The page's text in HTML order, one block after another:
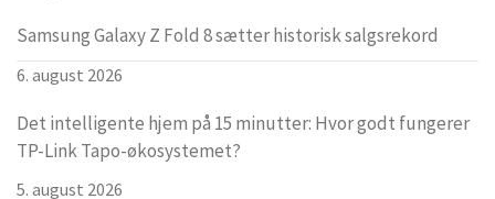
Samsung Galaxy Z Fold 8 sætter historisk salgsrekord
6. august 2026
Det intelligente hjem på 15 minutter: Hvor godt fungerer
TP-Link Tapo-økosystemet?
5. august 2026